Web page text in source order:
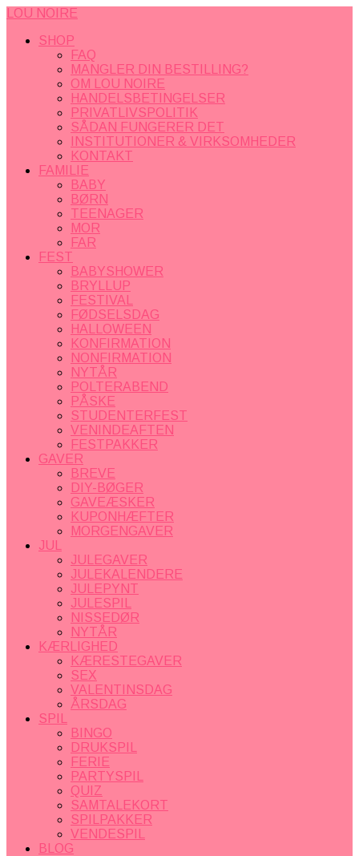
LOU NOIRE
SHOP
FAQ
MANGLER DIN BESTILLING?
OM LOU NOIRE
HANDELSBETINGELSER
PRIVATLIVSPOLITIK
SÅDAN FUNGERER DET
INSTITUTIONER & VIRKSOMHEDER
KONTAKT
FAMILIE
BABY
BØRN
TEENAGER
MOR
FAR
FEST
BABYSHOWER
BRYLLUP
FESTIVAL
FØDSELSDAG
HALLOWEEN
KONFIRMATION
NONFIRMATION
NYTÅR
POLTERABEND
PÅSKE
STUDENTERFEST
VENINDEAFTEN
FESTPAKKER
GAVER
BREVE
DIY-BØGER
GAVEÆSKER
KUPONHÆFTER
MORGENGAVER
JUL
JULEGAVER
JULEKALENDERE
JULEPYNT
JULESPIL
NISSEDØR
NYTÅR
KÆRLIGHED
KÆRESTEGAVER
SEX
VALENTINSDAG
ÅRSDAG
SPIL
BINGO
DRUKSPIL
FERIE
PARTYSPIL
QUIZ
SAMTALEKORT
SPILPAKKER
VENDESPIL
BLOG